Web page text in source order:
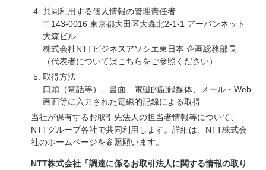
共同利用する個人情報の管理責任者
〒143-0016 東京都大田区大森北2-1-1 アーバンネット
大森ビル
株式会社NTTビジネスアソシエ東日本 企画総務部長
（代表者についてはこちらをご参照ください）
取得方法
口頭（電話等）、書面、電磁的記録媒体、メール・Web
画面等に入力された電磁的記録による取得
当社が保有するお取引先法人の担当者情報等について、
NTTグループ各社で共同利用します。詳細は、NTT株式会
社のホームページを参照願います。
NTT株式会社「調達に係るお取引法人に関する情報の取り